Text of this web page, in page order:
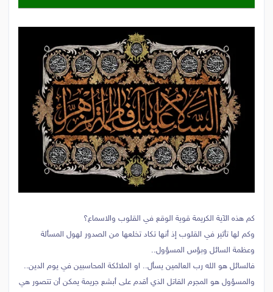
كم هذه الآية الكريمة قوية الوقع في القلوب والاسماع؟
وكم لها تأثير في القلوب إذ أنها تكاد تخلعها من الصدور لهول المسألة
وعظمة السائل وبؤس المسؤول..
فالسائل هو الله رب العالمين يسأل.. او الملائكة المحاسبين في يوم الدين..
والمسؤول هو المجرم القاتل الذي أقدم على أبشع جريمة يمكن أن تتصور هي